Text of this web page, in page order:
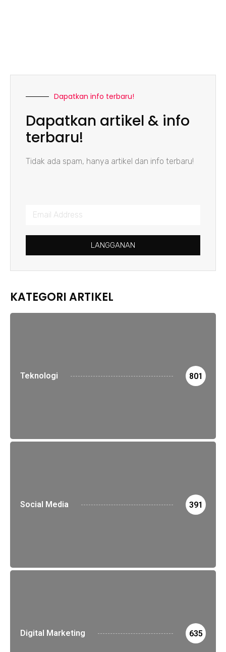
Dapatkan info terbaru!
Dapatkan artikel & info
terbaru!
Tidak ada spam, hanya artikel dan info terbaru!
LANGGANAN
KATEGORI ARTIKEL
Teknologi 801
Social Media 391
Digital Marketing 635